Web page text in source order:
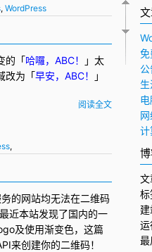
, WordPress
的「哈囉，ABC！
」太
改为「早安，ABC！
」
阅读全文
,
的网站均无法在二维码
近本站发现了国内的一
及使用渐变色，这篇
来创建你的二维码！
免
计
标
建
最